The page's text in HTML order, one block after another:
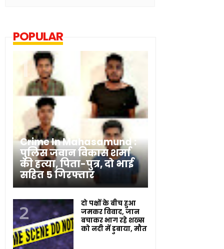
POPULAR
Crime In Mahasamund :
पुलिस जवान विकास शर्मा
की हत्या, पिता-पुत्र, दो भाई
सहित 5 गिरफ्तार
दो पक्षों के बीच हुआ
जमकर विवाद, जान
बचाकर भाग रहे शख्स
को नदी में डुबाया, मौत